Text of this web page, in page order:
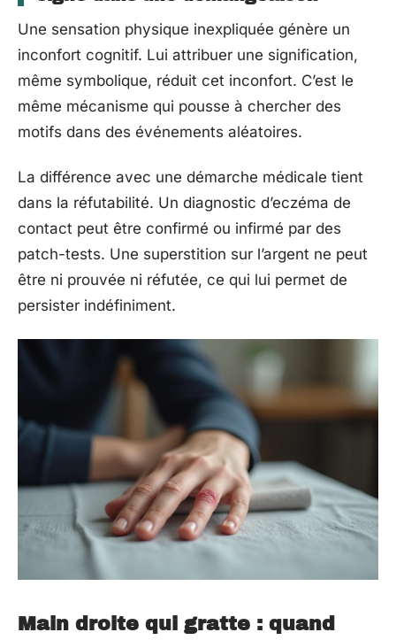
Une sensation physique inexpliquée génère un
inconfort cognitif. Lui attribuer une signification,
même symbolique, réduit cet inconfort. C’est le
même mécanisme qui pousse à chercher des
motifs dans des événements aléatoires.
La différence avec une démarche médicale tient
dans la réfutabilité. Un diagnostic d’eczéma de
contact peut être confirmé ou infirmé par des
patch-tests. Une superstition sur l’argent ne peut
être ni prouvée ni réfutée, ce qui lui permet de
persister indéfiniment.
Main droite qui gratte : quand